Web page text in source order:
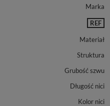
Marka
REF
Materiał
Struktura
Grubość szwu
Długość nici
Kolor nici